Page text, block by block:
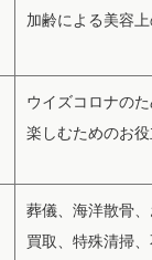
加齢による美容
ウイズコロナの
楽しむためのお
葬儀、海洋散骨
買取、特殊清掃